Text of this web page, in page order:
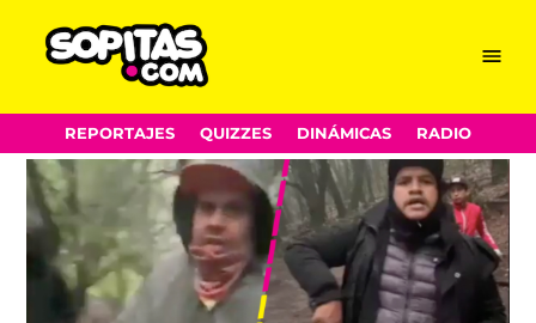
Skip
to
content
Menu
REPORTAJES QUIZZES DINÁMICAS RADIO